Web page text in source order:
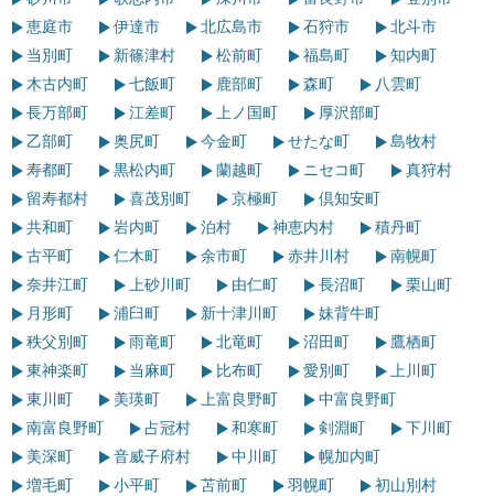
恵庭市
伊達市 北広島市 石狩市
北斗市
当別町
新篠津村 松前町 福島町
知内町
木古内町
七飯町 鹿部町 森町
八雲町
長万部町
江差町 上ノ国町
厚沢部町
乙部町
奥尻町 今金町 せたな町
島牧村
寿都町
黒松内町 蘭越町 ニセコ町
真狩村
留寿都村
喜茂別町 京極町
倶知安町
共和町
岩内町 泊村 神恵内村
積丹町
古平町
仁木町 余市町 赤井川村
南幌町
奈井江町
上砂川町 由仁町 長沼町
栗山町
月形町
浦臼町 新十津川町
妹背牛町
秩父別町
雨竜町 北竜町 沼田町
鷹栖町
東神楽町
当麻町 比布町 愛別町
上川町
東川町
美瑛町 上富良野町
中富良野町
南富良野町
占冠村 和寒町 剣淵町
下川町
美深町
音威子府村 中川町
幌加内町
増毛町
小平町 苫前町 羽幌町
初山別村